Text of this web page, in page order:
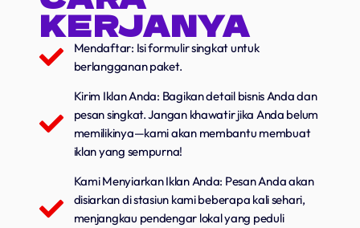
Music Industry
Releases
Trends
ON AIR
KERJANYA
Mendaftar: Isi formulir singkat untuk
berlangganan paket.
Kirim Iklan Anda: Bagikan detail bisnis Anda dan
pesan singkat. Jangan khawatir jika Anda belum
memilikinya—kami akan membantu membuat
iklan yang sempurna!
Kami Menyiarkan Iklan Anda: Pesan Anda akan
disiarkan di stasiun kami beberapa kali sehari,
menjangkau pendengar lokal yang peduli